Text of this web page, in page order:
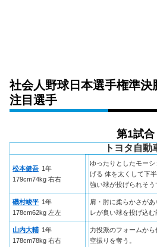
社会人野球日本選手権準決
注目選手
第1試合
トヨタ自動
松本健吾 1年
179cm74kg 右右
ゆったりとしたモー
げる 体を太くして下
強い球が投げられそう
磯村峻平 1年
178cm62kg 左左
肩・肘に柔らかさが
レが良い球を投げ込む
山内大輔 1年
178cm78kg 右右
力投派のフォームか
空振りを奪う。